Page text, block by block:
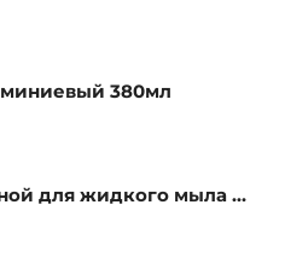
380мл
Диспенсер ручной для жидкого мыла Grass IT-0638, черный